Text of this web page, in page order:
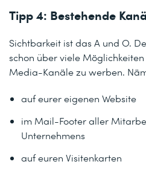
Tipp 4: Bestehende
Sichtbarkeit ist das A und O.
schon über viele
Media-Kanäle zu werben.
auf eurer eigenen Website
im Mail-Footer aller
Unternehmens
auf euren Visitenkarten